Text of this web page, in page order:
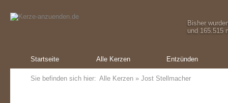
Bisher
und 165.515
Startseite Alle Kerzen Entzünden
Sie befinden sich hier: Alle Kerzen » Jost Stellmacher